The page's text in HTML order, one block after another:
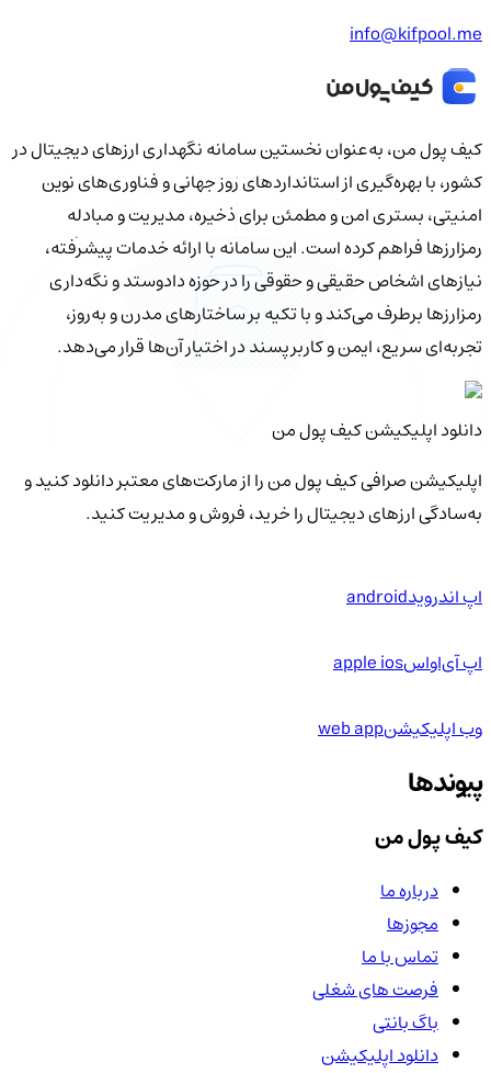
info@kifpool.me
کیف‌ پول من، به‌عنوان نخستین سامانه نگهداری ارزهای دیجیتال در
کشور، با بهره‌گیری از استانداردهای روز جهانی و فناوری‌های نوین
امنیتی، بستری امن و مطمئن برای ذخیره، مدیریت و مبادله
رمزارزها فراهم کرده است. این سامانه با ارائه خدمات پیشرفته،
نیازهای اشخاص حقیقی و حقوقی را در حوزه دادوستد و نگه‌داری
رمزارزها برطرف می‌کند و با تکیه بر ساختارهای مدرن و به‌روز،
تجربه‌ای سریع، ایمن و کاربرپسند در اختیار آن‌ها قرار می‌دهد.
دانلود اپلیکیشن کیف‌ پول من
اپلیکیشن صرافی کیف پول من را از مارکت‌های معتبر دانلود کنید و
به‌سادگی ارزهای دیجیتال را خرید، فروش و مدیریت کنید.
اپ اندرویدandroid
اپ آی‌او‌اسapple ios
وب اپلیکیشنweb app
پیوندها
کیف پول من
درباره ما
مجوزها
تماس با ما
فرصت های شغلی
باگ بانتی
دانلود اپلیکیشن